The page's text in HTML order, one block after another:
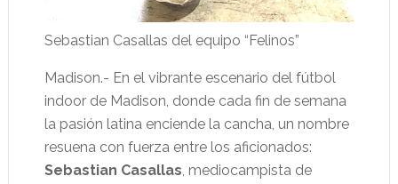
Sebastian Casallas del equipo “Felinos”
Madison.- En el vibrante escenario del fútbol
indoor de Madison, donde cada fin de semana
la pasión latina enciende la cancha, un nombre
resuena con fuerza entre los aficionados:
Sebastian Casallas , mediocampista de